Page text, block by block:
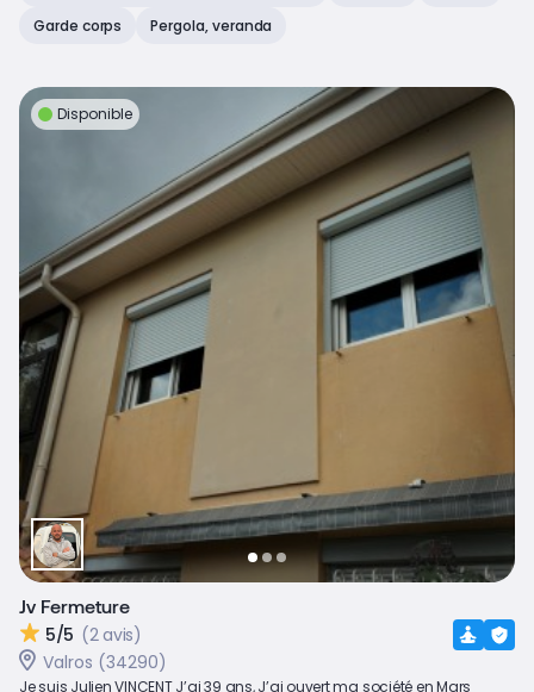
Garde corps
Pergola, veranda
Disponible
Jv Fermeture
5/5 (2 avis)
Valros (34290)
Je suis Julien VINCENT J’ai 39 ans, J’ai ouvert ma société en Mars